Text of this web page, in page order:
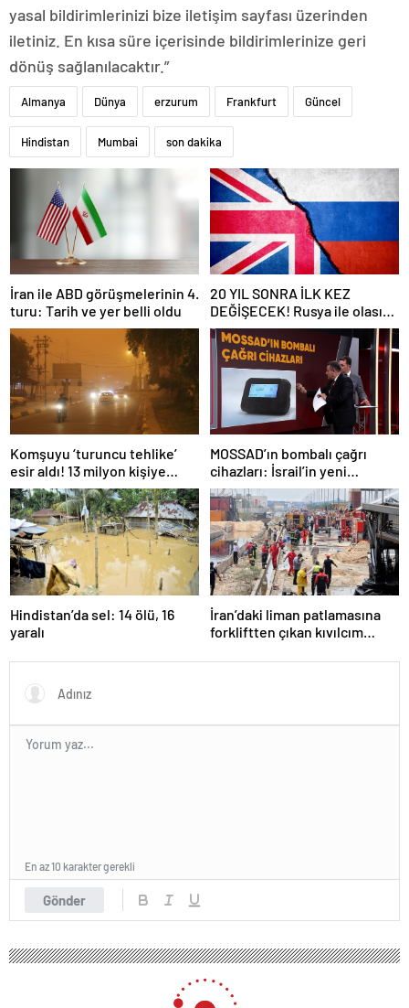
yasal bildirimlerinizi bize iletişim sayfası üzerinden
iletiniz. En kısa süre içerisinde bildirimlerinize geri
dönüş sağlanılacaktır.”
Almanya Dünya erzurum Frankfurt Güncel
Hindistan Mumbai son dakika
İran ile ABD görüşmelerinin 4.
turu: Tarih ve yer belli oldu
20 YIL SONRA İLK KEZ
DEĞİŞECEK! Rusya ile olası
savaş… İngiltere’nin gizli
planı güncelleniyor!
Komşuyu ‘turuncu tehlike’
esir aldı! 13 milyon kişiye
“evde kalın” uyarısı…
MOSSAD’ın bombalı çağrı
cihazları: İsrail’in yeni
suikastını MİT önledi
Hindistan’da sel: 14 ölü, 16
yaralı
İran’daki liman patlamasına
forkliftten çıkan kıvılcım
Gönder
En az 10 karakter gerekli